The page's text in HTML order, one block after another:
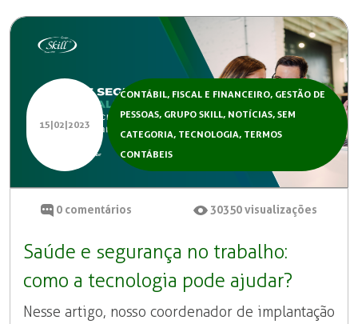
15|02|2023
CONTÁBIL, FISCAL E FINANCEIRO, GESTÃO DE
PESSOAS, GRUPO SKILL, NOTÍCIAS, SEM
CATEGORIA, TECNOLOGIA, TERMOS
CONTÁBEIS
0 comentários 30350 visualizações
Saúde e segurança no trabalho:
como a tecnologia pode ajudar?
Nesse artigo, nosso coordenador de implantação